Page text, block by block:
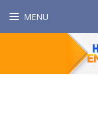
MENU